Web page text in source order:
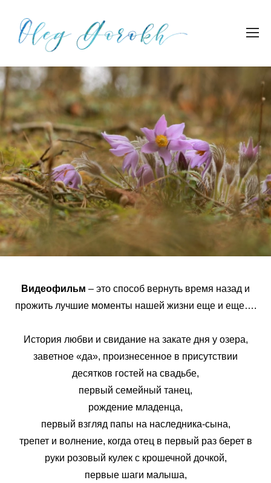
Видеофильм – это способ вернуть время назад и
прожить лучшие моменты нашей жизни еще и еще….
История любви и свидание на закате дня у озера,
заветное «да», произнесенное в присутствии
десятков гостей на свадьбе,
первый семейный танец,
рождение младенца,
первый взгляд папы на наследника-сына,
трепет и волнение, когда отец в первый раз берет в
руки розовый кулек с крошечной дочкой,
первые шаги малыша,